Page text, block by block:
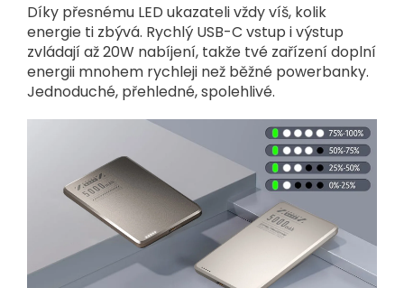
Díky přesnému LED ukazateli vždy víš, kolik
energie ti zbývá. Rychlý USB-C vstup i výstup
zvládají až 20W nabíjení, takže tvé zařízení doplní
energii mnohem rychleji než běžné powerbanky.
Jednoduché, přehledné, spolehlivé.